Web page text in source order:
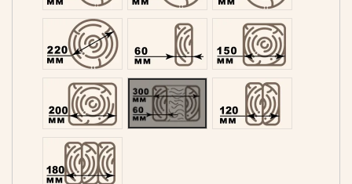
Оцилиндрованний 220Профилированний 60Профилированний
Профилированний 200Двойной 300 Клееный 120
Клееный 180